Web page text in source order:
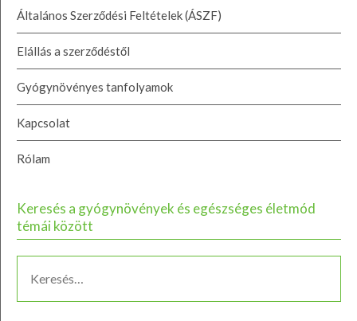
Általános Szerződési Feltételek (ÁSZF)
Elállás a szerződéstől
Gyógynövényes tanfolyamok
Kapcsolat
Rólam
Keresés a gyógynövények és egészséges életmód
témái között